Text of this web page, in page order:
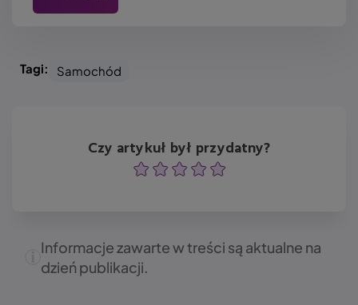
Tagi: Samochód
Czy artykuł był przydatny?
OcenaOcenaOcena
OcenaOcena
Informacje zawarte w treści są aktualne na
dzień publikacji.